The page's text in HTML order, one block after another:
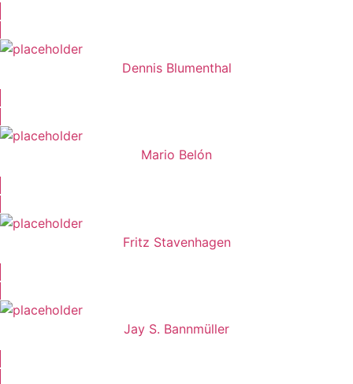
Dennis Blumenthal
Mario Belón
Fritz Stavenhagen
Jay S. Bannmüller